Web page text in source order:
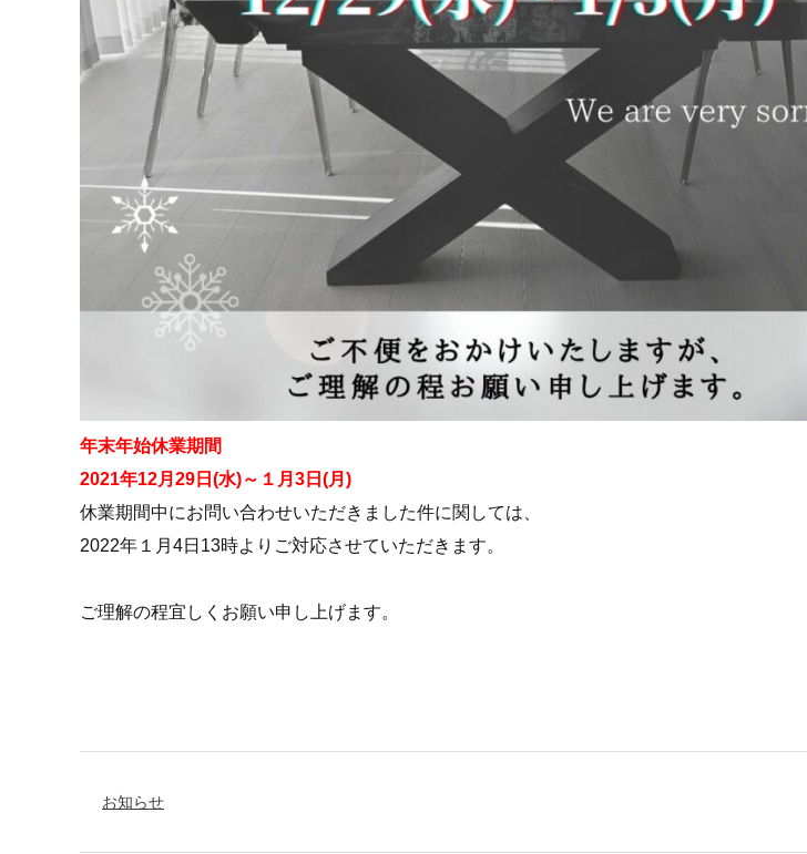
年末年始休業期間
2021年12月29日(水)～１月3日(月)
休業期間中にお問い合わせいただきました件に関しては、
2022年１月4日13時よりご対応させていただきます。
ご理解の程宜しくお願い申し上げます。
お知らせ